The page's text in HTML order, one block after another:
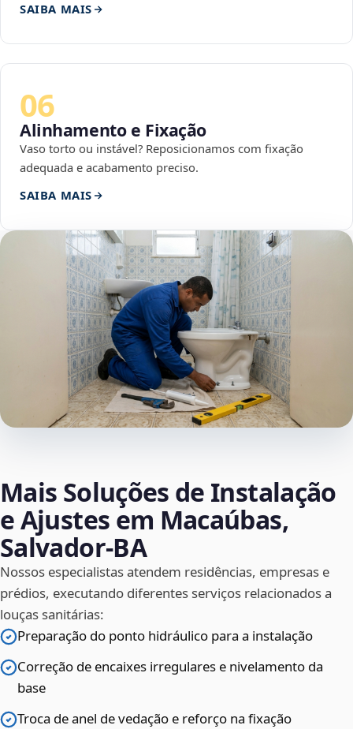
SAIBA MAIS
06
Alinhamento e Fixação
Vaso torto ou instável? Reposicionamos com fixação
adequada e acabamento preciso.
SAIBA MAIS
Mais Soluções de Instalação
e Ajustes em Macaúbas,
Salvador‑BA
Nossos especialistas atendem residências, empresas e
prédios, executando diferentes serviços relacionados a
louças sanitárias:
Preparação do ponto hidráulico para a instalação
Correção de encaixes irregulares e nivelamento da
base
Troca de anel de vedação e reforço na fixação